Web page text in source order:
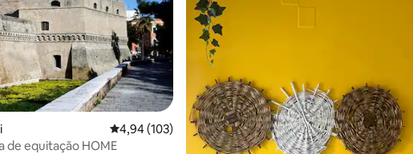
de 5, 249 avaliações
4,94 de uma avaliação média de 5, 103 avaliações
4,94 (103)
de equitação HOME